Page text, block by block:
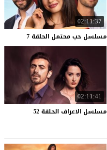
02:11:37
مسلسل حب محتمل الحلقة 7
02:11:41
مسلسل الاعراف الحلقة 52